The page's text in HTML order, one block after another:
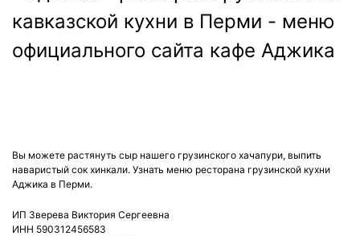
Вы можете растянуть сыр нашего грузинского хачапури, выпить
наваристый сок хинкали. Узнать меню ресторана грузинской кухни
Аджика в Перми.
ИП Зверева Виктория Сергеевна
ИНН 590312456583